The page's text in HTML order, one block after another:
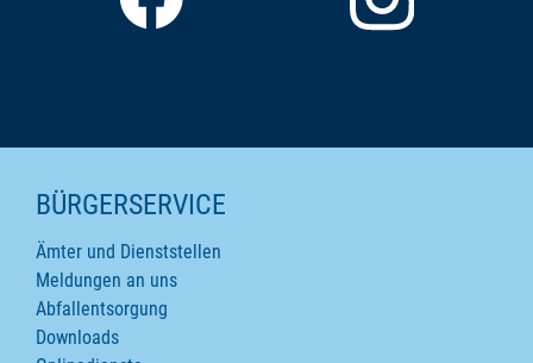
SEITENINHALTE
BÜRGERSERVICE
Ämter und Dienststellen
Meldungen an uns
Abfallentsorgung
Downloads